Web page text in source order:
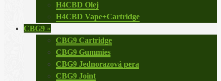
H4CBD Olej
H4CBD Vape+Cartridge
CBG9 »
CBG9 Cartridge
CBG9 Gummies
CBG9 Jednorazová pera
CBG9 Joint